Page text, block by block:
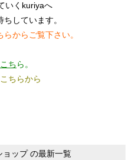
いくkuriyaへ
しています。
からご覧下さい。
ちら。
ちらから
ップ の最新一覧